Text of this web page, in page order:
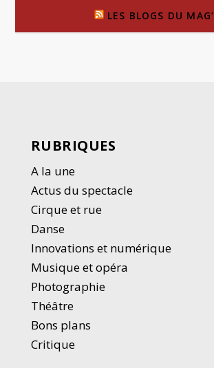
LES BLOGS DU MAG’
RUBRIQUES
A la une
Actus du spectacle
Cirque et rue
Danse
Innovations et numérique
Musique et opéra
Photographie
Théâtre
Bons plans
Critique